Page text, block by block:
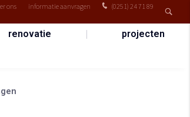
(0251) 24 71 89
ons informatie aanvragen
renovatie projecten